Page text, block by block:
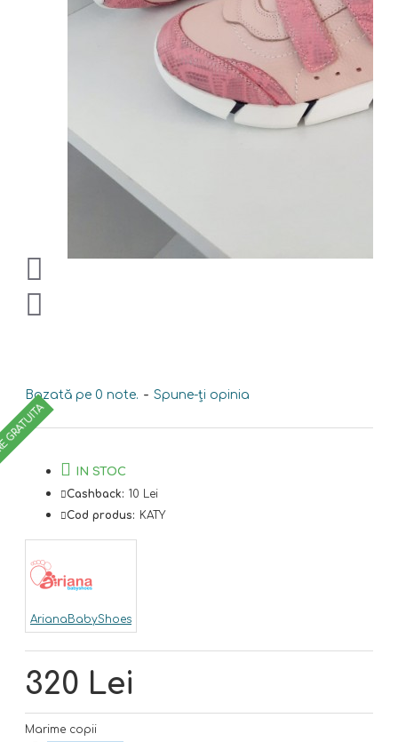
Bazată pe 0 note. - Spune-ţi opinia
320 Lei
IN STOC
Cashback: 10 Lei
Cod produs: KATY
ArianaBabyShoes
Marime copii